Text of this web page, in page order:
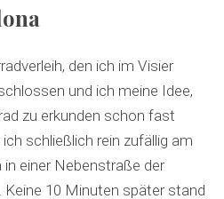
den ich im Visier
und ich meine Idee,
zu erkunden schon fast
schließlich rein zufällig am
in einer Nebenstraße der
Keine 10 Minuten später stand